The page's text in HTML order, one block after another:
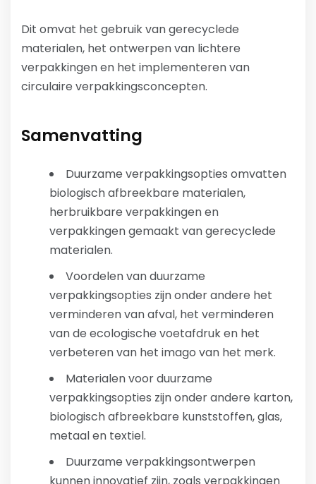
Dit omvat het gebruik van gerecyclede
materialen, het ontwerpen van lichtere
verpakkingen en het implementeren van
circulaire verpakkingsconcepten.
Samenvatting
Duurzame verpakkingsopties omvatten
biologisch afbreekbare materialen,
herbruikbare verpakkingen en
verpakkingen gemaakt van gerecyclede
materialen.
Voordelen van duurzame
verpakkingsopties zijn onder andere het
verminderen van afval, het verminderen
van de ecologische voetafdruk en het
verbeteren van het imago van het merk.
Materialen voor duurzame
verpakkingsopties zijn onder andere karton,
biologisch afbreekbare kunststoffen, glas,
metaal en textiel.
Duurzame verpakkingsontwerpen
kunnen innovatief zijn, zoals verpakkingen